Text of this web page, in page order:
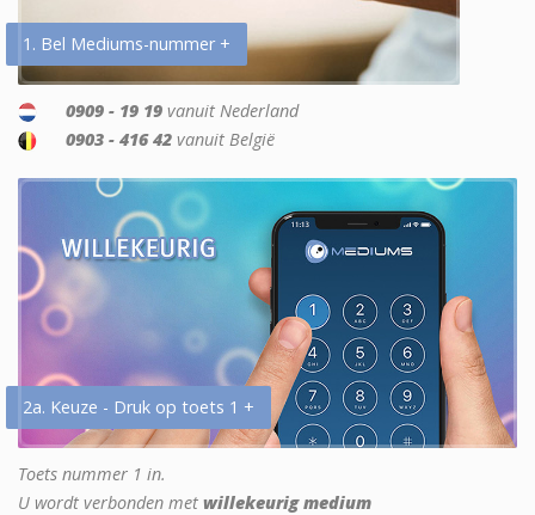
1. Bel Mediums-nummer +
0909 - 19 19 vanuit Nederland
0903 - 416 42 vanuit België
2a. Keuze - Druk op toets 1 +
Toets nummer 1 in.
U wordt verbonden met willekeurig medium